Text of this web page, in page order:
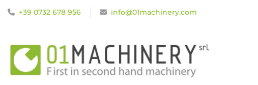
+39 0732 678 956 info@01machinery.com